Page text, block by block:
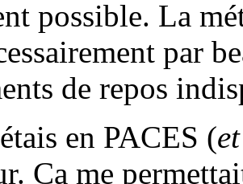
possible. La
par
de repos
en PACES (
Ca me